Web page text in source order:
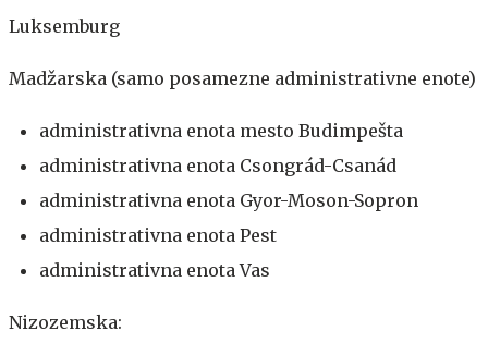
Luksemburg
Madžarska (samo posamezne administrativne enote)
administrativna enota mesto Budimpešta
administrativna enota Csongrád-Csanád
administrativna enota Gyor-Moson-Sopron
administrativna enota Pest
administrativna enota Vas
Nizozemska: